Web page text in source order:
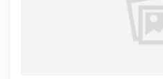
«Elektron hukumat» tizimi